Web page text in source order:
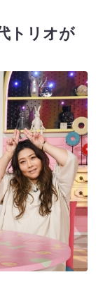
トリオが